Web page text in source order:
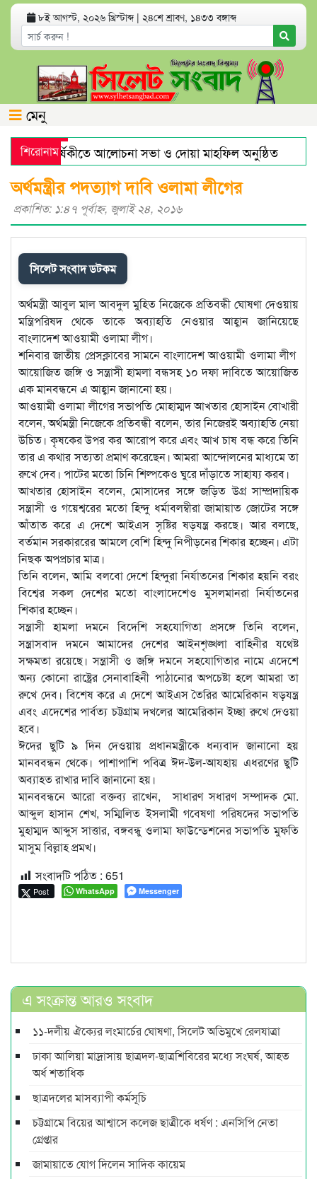
৮ই আগস্ট, ২০২৬ খ্রিস্টাব্দ | ২৪শে শ্রাবণ, ১৪৩৩ বঙ্গাব্দ
মেনু
শিরোনাম
মৃত্যুবার্ষিকীতে আলোচনা সভা ও দোয়া মাহফিল অনুষ্ঠিত
স্বর্ণের দামে বড় লাফ
যেসব অ্যাপ থাকলে হ্যাকড হতে
অর্থমন্ত্রীর পদত্যাগ দাবি ওলামা লীগের
প্রকাশিত: ১:৪৭ পূর্বাহ্ণ, জুলাই ২৪, ২০১৬
সিলেট সংবাদ ডটকম
অর্থমন্ত্রী আবুল মাল আবদুল মুহিত নিজেকে প্রতিবন্ধী ঘোষণা দেওয়ায়
মন্ত্রিপরিষদ থেকে তাকে অব্যাহতি নেওয়ার আহ্বান জানিয়েছে
বাংলাদেশ আওয়ামী ওলামা লীগ।
শনিবার জাতীয় প্রেসক্লাবের সামনে বাংলাদেশ আওয়ামী ওলামা লীগ
আয়োজিত জঙ্গি ও সন্ত্রাসী হামলা বন্ধসহ ১০ দফা দাবিতে আয়োজিত
এক মানবন্ধনে এ আহ্বান জানানো হয়।
আওয়ামী ওলামা লীগের সভাপতি মোহাম্মদ আখতার হোসাইন বোখারী
বলেন, অর্থমন্ত্রী নিজেকে প্রতিবন্ধী বলেন, তার নিজেরই অব্যাহতি নেয়া
উচিত। কৃষকের উপর কর আরোপ করে এবং আখ চাষ বন্ধ করে তিনি
তার এ কথার সত্যতা প্রমাণ করেছেন। আমরা আন্দোলনের মাধ্যমে তা
রুখে দেব। পাটের মতো চিনি শিল্পকেও ঘুরে দাঁড়াতে সাহায্য করব।
আখতার হোসাইন বলেন, মোসাদের সঙ্গে জড়িত উগ্র সাম্প্রদায়িক
সন্ত্রাসী ও গয়েশ্বরের মতো হিন্দু ধর্মাবলম্বীরা জামায়াত জোটের সঙ্গে
আঁতাত করে এ দেশে আইএস সৃষ্টির ষড়যন্ত্র করছে। আর বলছে,
বর্তমান সরকাররের আমলে বেশি হিন্দু নিপীড়নের শিকার হচ্ছেন। এটা
নিছক অপপ্রচার মাত্র।
তিনি বলেন, আমি বলবো দেশে হিন্দুরা নির্যাতনের শিকার হয়নি বরং
বিশ্বের সকল দেশের মতো বাংলাদেশেও মুসলমানরা নির্যাতনের
শিকার হচ্ছেন।
সন্ত্রাসী হামলা দমনে বিদেশি সহযোগিতা প্রসঙ্গে তিনি বলেন,
সন্ত্রাসবাদ দমনে আমাদের দেশের আইনশৃঙ্খলা বাহিনীর যথেষ্ট
সক্ষমতা রয়েছে। সন্ত্রাসী ও জঙ্গি দমনে সহযোগিতার নামে এদেশে
অন্য কোনো রাষ্ট্রের সেনাবাহিনী পাঠানোর অপচেষ্টা হলে আমরা তা
রুখে দেব। বিশেষ করে এ দেশে আইএস তৈরির আমেরিকান ষড়যন্ত্র
এবং এদেশের পার্বত্য চট্টগ্রাম দখলের আমেরিকান ইচ্ছা রুখে দেওয়া
হবে।
ঈদের ছুটি ৯ দিন দেওয়ায় প্রধানমন্ত্রীকে ধন্যবাদ জানানো হয়
মানববন্ধন থেকে। পাশাপাশি পবিত্র ঈদ-উল-আযহায় এধরণের ছুটি
অব্যাহত রাখার দাবি জানানো হয়।
মানববন্ধনে আরো বক্তব্য রাখেন, সাধারণ সধারণ সম্পাদক মো.
আব্দুল হাসান শেখ, সম্মিলিত ইসলামী গবেষণা পরিষদের সভাপতি
মুহাম্মদ আব্দুস সাত্তার, বঙ্গবন্ধু ওলামা ফাউন্ডেশনের সভাপতি মুফতি
মাসুম বিল্লাহ প্রমখ।
সংবাদটি পঠিত : 651
Post WhatsApp Messenger
এ সংক্রান্ত আরও সংবাদ
১১-দলীয় ঐক্যের লংমার্চের ঘোষণা, সিলেট অভিমুখে রেলযাত্রা
ঢাকা আলিয়া মাদ্রাসায় ছাত্রদল-ছাত্রশিবিরের মধ্যে সংঘর্ষ, আহত
অর্ধ শতাধিক
ছাত্রদলের মাসব্যাপী কর্মসূচি
চট্টগ্রামে বিয়ের আশ্বাসে কলেজ ছাত্রীকে ধর্ষণ : এনসিপি নেতা
গ্রেপ্তার
জামায়াতে যোগ দিলেন সাদিক কায়েম